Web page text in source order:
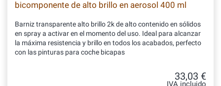
bicomponente de alto brillo en aerosol 400 ml
Barniz transparente alto brillo 2k de alto contenido en sólidos
en spray a activar en el momento del uso. Ideal para alcanzar
la máxima resistencia y brillo en todos los acabados, perfecto
con las pinturas para coche bicapas
33,03 €
IVA incluido